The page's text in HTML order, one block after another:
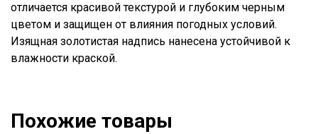
отличается красивой текстурой и глубоким черным
цветом и защищен от влияния погодных условий.
Изящная золотистая надпись нанесена устойчивой к
влажности краской.
Похожие товары